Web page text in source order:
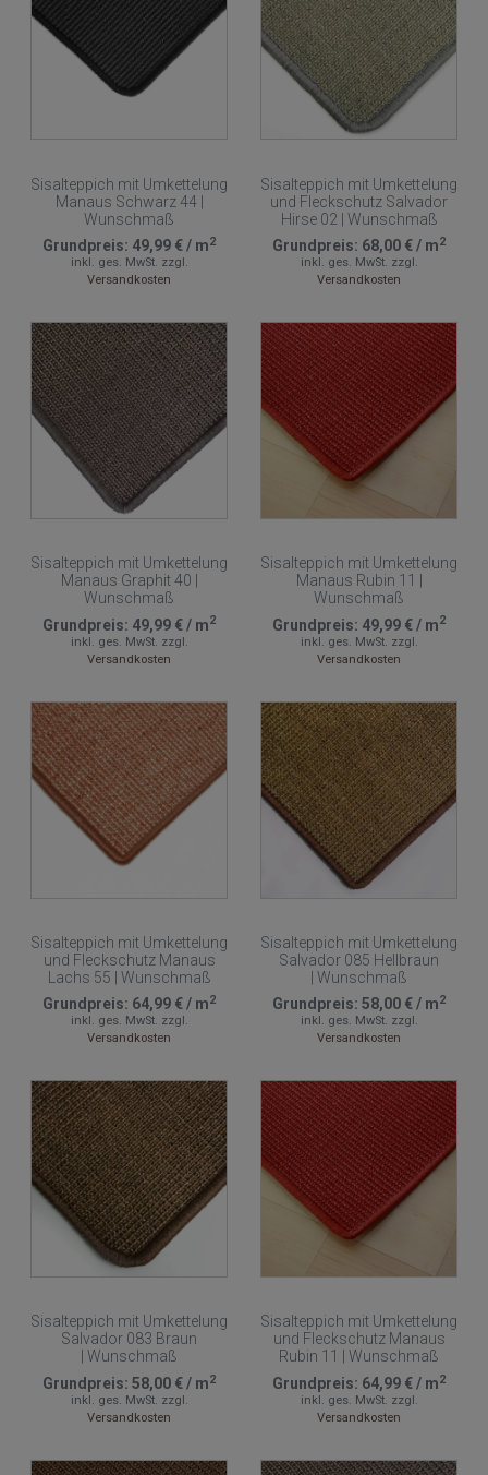
Sisalteppich mit Umkettelung
Manaus Schwarz 44 |
Wunschmaß
Grundpreis: 49,99 €/ m2
inkl. ges. MwSt. zzgl.
Versandkosten
Sisalteppich mit Umkettelung
und Fleckschutz Salvador
Hirse 02 | Wunschmaß
Grundpreis: 68,00 €/ m2
inkl. ges. MwSt. zzgl.
Versandkosten
Sisalteppich mit Umkettelung
Manaus Graphit 40 |
Wunschmaß
Grundpreis: 49,99 €/ m2
inkl. ges. MwSt. zzgl.
Versandkosten
Sisalteppich mit Umkettelung
Manaus Rubin 11 |
Wunschmaß
Grundpreis: 49,99 €/ m2
inkl. ges. MwSt. zzgl.
Versandkosten
Sisalteppich mit Umkettelung
und Fleckschutz Manaus
Lachs 55 | Wunschmaß
Grundpreis: 64,99 €/ m2
inkl. ges. MwSt. zzgl.
Versandkosten
Sisalteppich mit Umkettelung
Salvador 085 Hellbraun
| Wunschmaß
Grundpreis: 58,00 €/ m2
inkl. ges. MwSt. zzgl.
Versandkosten
Sisalteppich mit Umkettelung
Salvador 083 Braun
| Wunschmaß
Grundpreis: 58,00 €/ m2
inkl. ges. MwSt. zzgl.
Versandkosten
Sisalteppich mit Umkettelung
und Fleckschutz Manaus
Rubin 11 | Wunschmaß
Grundpreis: 64,99 €/ m2
inkl. ges. MwSt. zzgl.
Versandkosten